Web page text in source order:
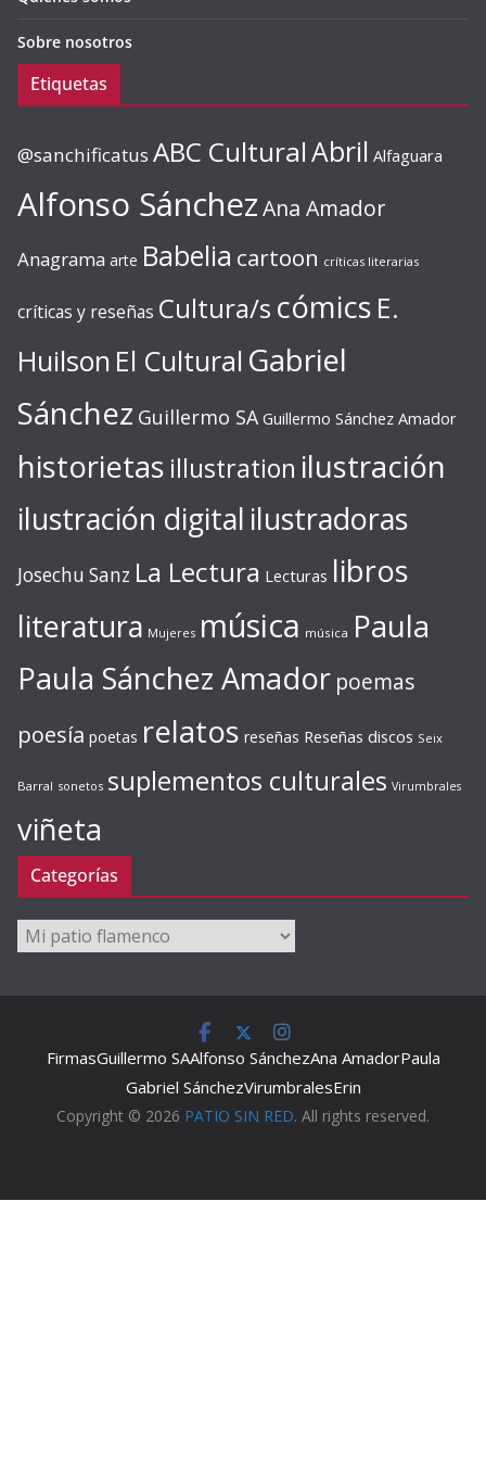
Sobre nosotros
Etiquetas
@sanchificatus ABC CulturalAbril Alfaguara
Alfonso SánchezAna Amador
Anagrama arte Babelia cartoon críticas literarias
críticas y reseñas Cultura/s cómics E.
Huilson El Cultural Gabriel
Sánchez Guillermo SA Guillermo Sánchez Amador
historietas illustration ilustración
ilustración digital ilustradoras
Josechu Sanz La Lectura Lecturas libros
literatura Mujeres música música Paula
Paula Sánchez Amador poemas
poesía poetas relatos reseñas Reseñas discos Seix
Barral sonetos suplementos culturales Virumbrales
viñeta
Categorías
Categorías
FirmasGuillermo SAAlfonso SánchezAna AmadorPaula
Gabriel SánchezVirumbralesErin
Copyright © 2026 PATIO SIN RED. All rights reserved.